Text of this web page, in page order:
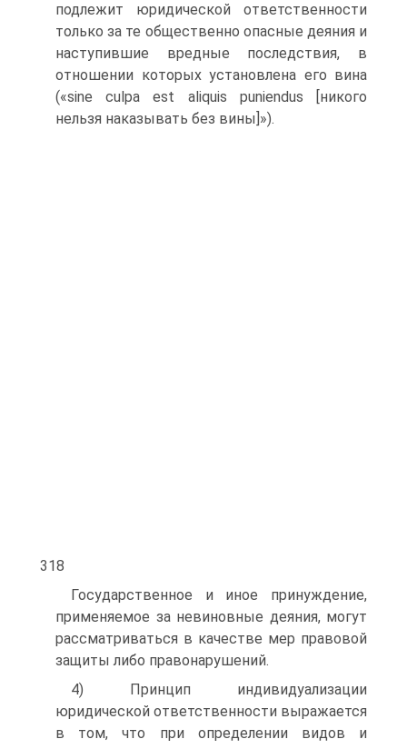
подлежит юридической ответственности
толь­ко за те общественно опасные деяния и
наступившие вредные последствия, в
отношении которых установлена его вина
(«sine culpa est aliquis puniendus [никого
нельзя наказывать без вины]»).
318
Государственное и иное принуждение,
применяемое за невино­вные деяния, могут
рассматриваться в качестве мер правовой
за­щиты либо правонарушений.
4) Принцип индивидуализации
юридической ответственно­сти выражается
в том, что при определении видов и